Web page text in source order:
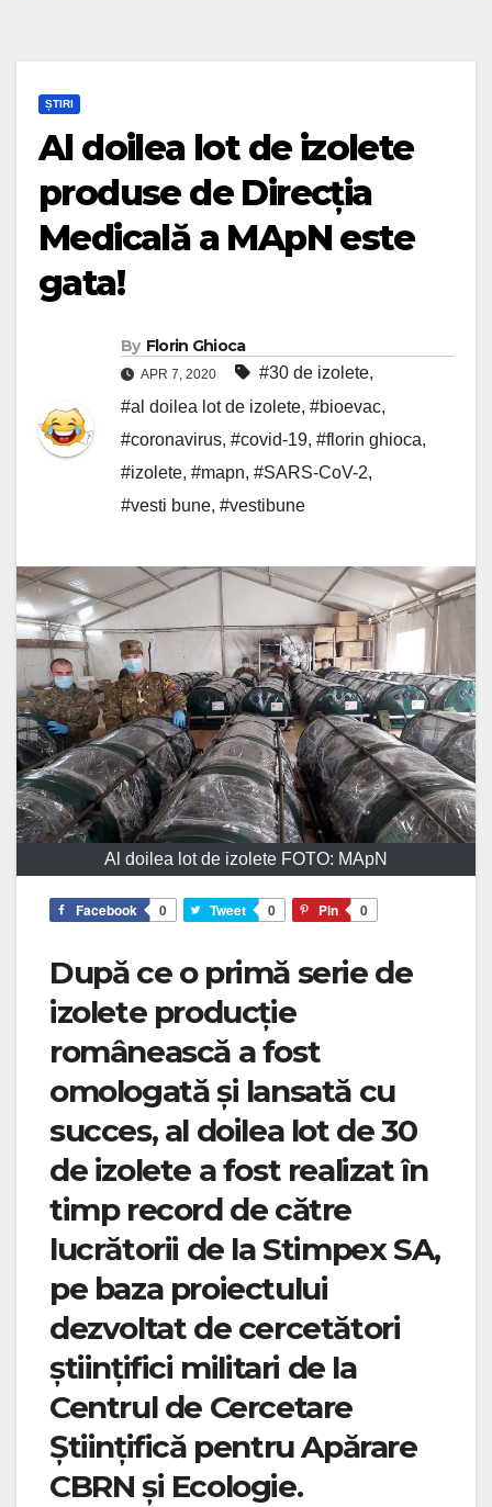
ȘTIRI
Al doilea lot de izolete
produse de Direcția
Medicală a MApN este
gata!
By Florin Ghioca
APR 7, 2020 #30 de izolete,
#al doilea lot de izolete, #bioevac,
#coronavirus, #covid-19, #florin ghioca,
#izolete, #mapn, #SARS-CoV-2,
#vesti bune, #vestibune
Al doilea lot de izolete FOTO: MApN
Facebook 0 Tweet 0 Pin 0
După ce o primă serie de
izolete producție
românească a fost
omologată și lansată cu
succes, al doilea lot de 30
de izolete a fost realizat în
timp record de către
lucrătorii de la Stimpex SA,
pe baza proiectului
dezvoltat de cercetători
științifici militari de la
Centrul de Cercetare
Științifică pentru Apărare
CBRN și Ecologie.